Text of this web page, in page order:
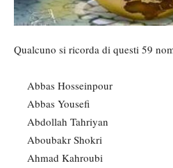
Qualcuno si ricorda di questi 59
Abbas Hosseinpour
Abbas Yousefi
Abdollah Tahriyan
Aboubakr Shokri
Ahmad Kahroubi